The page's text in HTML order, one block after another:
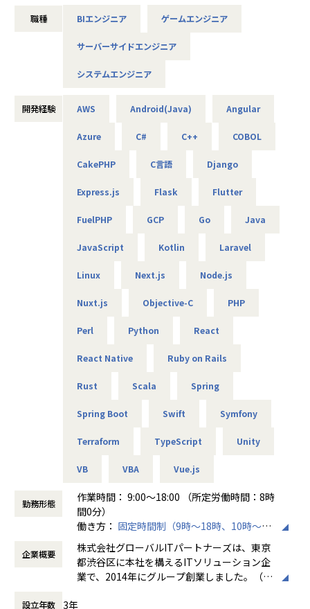
アクティブユーザーの人数が100万人以上の
Eコマースの開発
物件管理をITで効率化する
TypeScript、Vue.js、PHP（Laravel）
介護施設を探すシニアの方向けの
マッチングプラットフォームの
（＋AWSを利用した設計・構築も担当）
【業務の変更の範囲】
・MuleSoft開発（Java、SQL、Salesforce）
・車載電池ECUシステムの開発（C）
／FortiGate）
（Azure／AWS）
・メーカー向け仮想環境移行（VMware／Windows／Active
【案件選択制度】
広い分野を取り扱っているので、ご自身が本当にやりたい案
件に取り組むことが可能です。希望は100％聞き入れていま
すので、ぜひ理想の案件にチャレンジしてください。
【単価公開／単価連動制度】
当社ではご紹介する案件はすべて単価を公開しています。加
・案件の透明性の確保
・給与などの待遇面の向上
とができます。
■チーム組織構成
ちろん、会社の制度についても意見しやすい環境になってい
当社はこれからも「エンジニアファースト」な会社を目指
し、さまざまな改革を続けていきます。
□案件を自分で選びたい
職種 BIエンジニア ゲームエンジニア
サーバーサイドエンジニア
システムエンジニア
開発経験 AWS Android(Java) Angular
Azure C# C++ COBOL
CakePHP C言語 Django
Express.js Flask Flutter
FuelPHP GCP Go Java
JavaScript Kotlin Laravel
Linux Next.js Node.js
Nuxt.js Objective-C PHP
Perl Python React
React Native Ruby on Rails
Rust Scala Spring
Spring Boot Swift Symfony
Terraform TypeScript Unity
VB VBA Vue.js
勤務形態
作業時間： 9:00～18:00 （所定労働時間：8時
間0分）
働き方： 固定時間制（9時～18時、10時～19
時など）
時間外労働の有無： 有（月平均3時間～15時
間）
休憩時間： 60分
企業概要
株式会社グローバルITパートナーズは、東京
都渋谷区に本社を構えるITソリューション企
業で、2014年にグループ創業しました。（連
ムエンジニアリングサービス（SES）、ソフ
設立年数 3年